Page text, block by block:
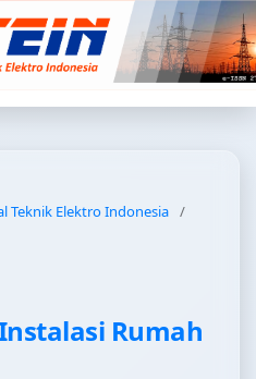
Teknik Elektro Indonesia /
Rumah